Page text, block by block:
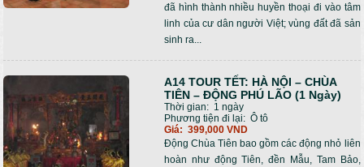
đã hình thành nhiều huyền thoại đi vào tâm
linh của cư dân người Việt; vùng đất đã sản
sinh ra...
A14 TOUR TẾT: HÀ NỘI – CHÙA
TIÊN – ĐỘNG PHÚ LÃO (1 Ngày)
Thời gian: 1 ngày
Phương tiện đi lại: Ô tô
Giá: 399,000 VND
Động Chùa Tiên bao gồm các động nhỏ liên
hoàn như động Tiên, đền Mẫu, Tam Bảo,